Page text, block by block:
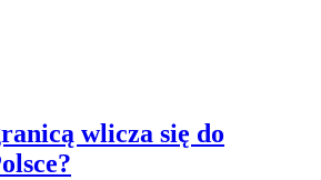
wlicza się do